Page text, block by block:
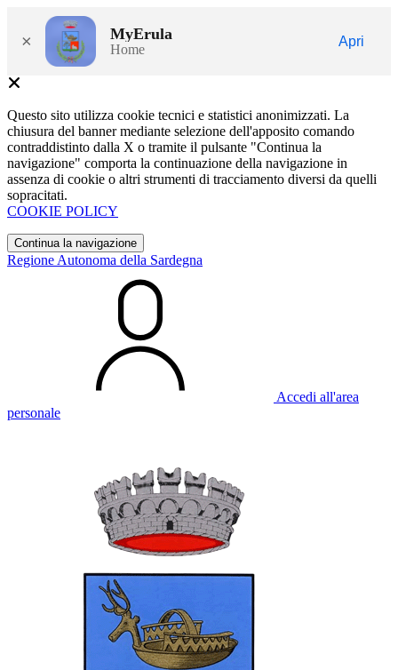
× MyErula
Home
Apri
Questo sito utilizza cookie tecnici e statistici anonimizzati. La
chiusura del banner mediante selezione dell'apposito comando
contraddistinto dalla X o tramite il pulsante "Continua la
navigazione" comporta la continuazione della navigazione in
assenza di cookie o altri strumenti di tracciamento diversi da quelli
sopracitati.
COOKIE POLICY
Continua la navigazione
Regione Autonoma della Sardegna
Accedi all'area
personale